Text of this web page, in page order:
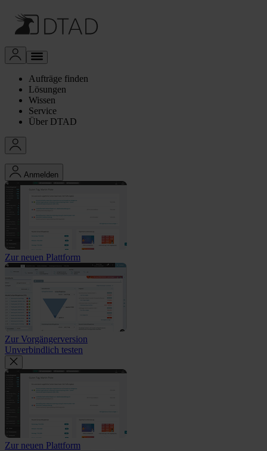
Aufträge finden
Lösungen
Wissen
Service
Über DTAD
Anmelden
Zur neuen Plattform
Zur Vorgängerversion
Unverbindlich testen
Zur neuen Plattform